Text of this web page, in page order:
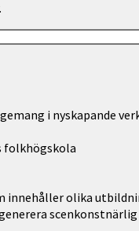
i nyskapande
folkhögskola
innehåller olika
scenkonstnärlig